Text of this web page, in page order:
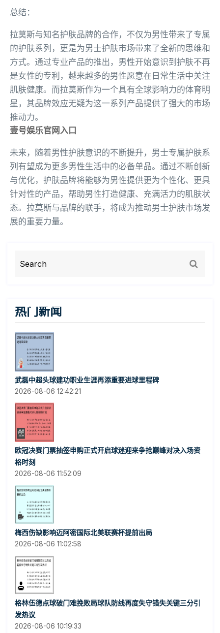
总结：
拉莫斯与知名护肤品牌的合作，不仅为男性带来了专属
的护肤系列，更是为男士护肤市场带来了全新的思维和
方式。通过专业产品的推出，男性开始意识到护肤不再
是女性的专利，越来越多的男性愿意在日常生活中关注
肌肤健康。而拉莫斯作为一个具有全球影响力的体育明
星，其品牌效应无疑为这一系列产品提供了强大的市场
推动力。
壹号娱乐官网入口
未来，随着男性护肤意识的不断提升，男士专属护肤系
列有望成为更多男性生活中的必备单品。通过不断创新
与优化，护肤品牌将能够为男性提供更为个性化、更具
针对性的产品，帮助男性打造健康、充满活力的肌肤状
态。拉莫斯与品牌的联手，将成为推动男士护肤市场发
展的重要力量。
热门新闻
武磊中超头球建功职业生涯再添重要进球里程碑
2026-08-06 12:42:21
欧冠决赛门票抽签申购正式开启球迷迎来争抢巅峰对决入场资
格时刻
2026-08-06 11:52:09
梅西伤缺影响迈阿密国际北美联赛杯提前出局
2026-08-06 11:02:58
格林伍德点球破门难挽败局球队防线再度失守错失关键三分引
发热议
2026-08-06 10:19:33